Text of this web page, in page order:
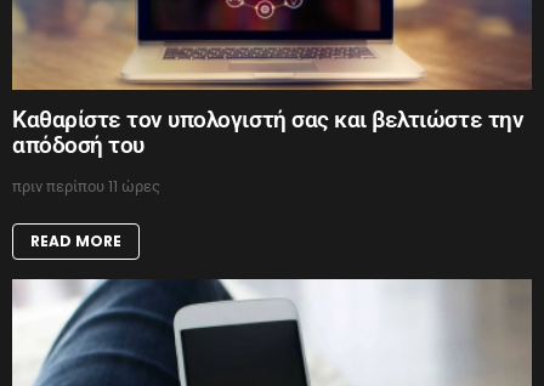
Καθαρίστε τον υπολογιστή σας και βελτιώστε την
απόδοσή του
πριν περίπου 11 ώρες
READ MORE